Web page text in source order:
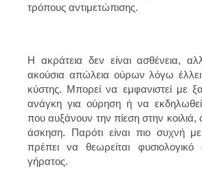
τρόπους αντιμετώπισης.
Η ακράτεια δεν είναι ασθένεια,
ακούσια απώλεια ούρων λόγω
κύστης. Μπορεί να εμφανιστεί με
ανάγκη για ούρηση ή να
που αυξάνουν την πίεση στην κοιλιά,
άσκηση. Παρότι είναι πιο συχνή
πρέπει να θεωρείται
γήρατος.